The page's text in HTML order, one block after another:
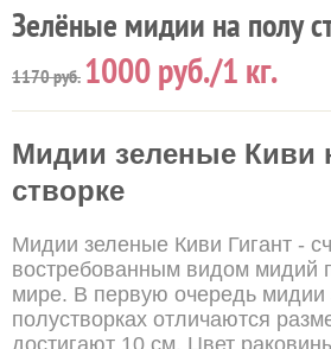
Зелёные мидии на полу
1170руб. 1000руб./1 кг.
Мидии зеленые Киви
створке
Мидии зеленые Киви Гигант -
востребованным видом мидий
мире. В первую очередь мидии
полустворках отличаются
достигают 10 см. Цвет